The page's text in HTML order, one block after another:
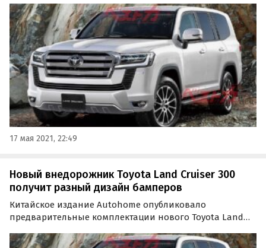
территории (вероятно, стоянке завода Toyota в
Японии), появилось в Instagram-аккаунте Kurdistan…
17 мая 2021, 22:49
Новый внедорожник Toyota Land Cruiser 300
получит разный дизайн бамперов
Китайское издание Autohome опубликовало
предварительные комплектации нового Toyota Land
выйдет на рынок в трех версиях (GX, ZX и GR-S),